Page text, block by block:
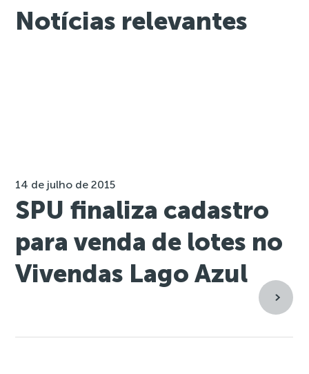
Notícias relevantes
14 de julho de 2015
SPU finaliza cadastro
para venda de lotes no
Vivendas Lago Azul